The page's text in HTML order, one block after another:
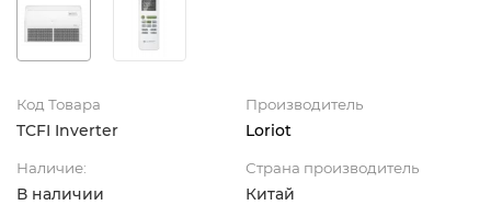
Код Товара
TCFI Inverter
Производитель
Loriot
Наличие:
В наличии
Страна производитель
Китай